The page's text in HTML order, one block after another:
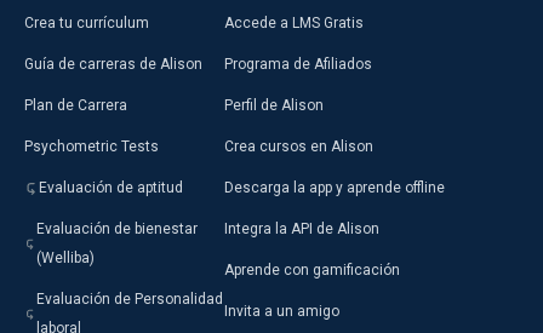
Crea tu currículum
Guía de carreras de Alison
Plan de Carrera
Psychometric Tests
Evaluación de aptitud
Evaluación de bienestar
(Welliba)
Evaluación de Personalidad
laboral
Accede a LMS Gratis
Programa de Afiliados
Perfil de Alison
Crea cursos en Alison
Descarga la app y aprende offline
Integra la API de Alison
Aprende con gamificación
Invita a un amigo